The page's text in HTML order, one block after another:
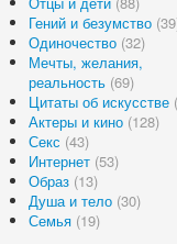
Гений и безумство
Одиночество (32)
Мечты, желания,
реальность (69)
Цитаты об искусстве
Актеры и кино (128)
Секс (43)
Интернет (53)
Образ (13)
Душа и тело (30)
Семья (19)